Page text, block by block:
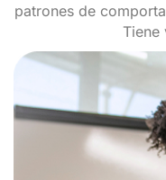
patrones de
Tiene